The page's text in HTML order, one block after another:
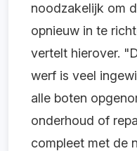
noodzakelijk om
opnieuw in te
vertelt hierover.
werf is veel
alle boten
onderhoud of
compleet met de